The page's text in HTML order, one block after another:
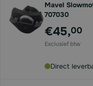
Mavel
707030
€45,00
Direct